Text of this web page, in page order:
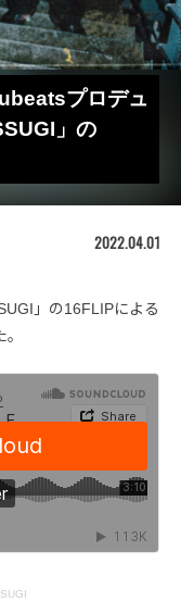
プロデュ
」の
2022.04.01
」の16FLIPによる